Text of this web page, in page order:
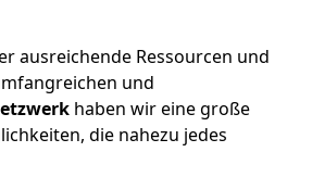
ausreichende Ressourcen und
und
haben wir eine große
die nahezu jedes